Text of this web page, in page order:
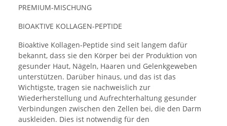
PREMIUM-MISCHUNG
BIOAKTIVE KOLLAGEN-PEPTIDE
Bioaktive Kollagen-Peptide sind seit langem dafür
bekannt, dass sie den Körper bei der Produktion von
gesunder Haut, Nägeln, Haaren und Gelenkgeweben
unterstützen. Darüber hinaus, und das ist das
Wichtigste, tragen sie nachweislich zur
Wiederherstellung und Aufrechterhaltung gesunder
Verbindungen zwischen den Zellen bei, die den Darm
auskleiden. Dies ist notwendig für den